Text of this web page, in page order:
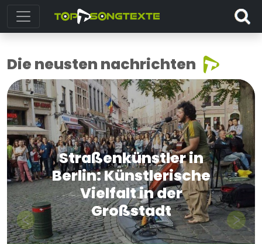
Die neusten nachrichten
Straßenkünstler in
Berlin: Künstlerische
Vielfalt in der
Großstadt
Previous Next